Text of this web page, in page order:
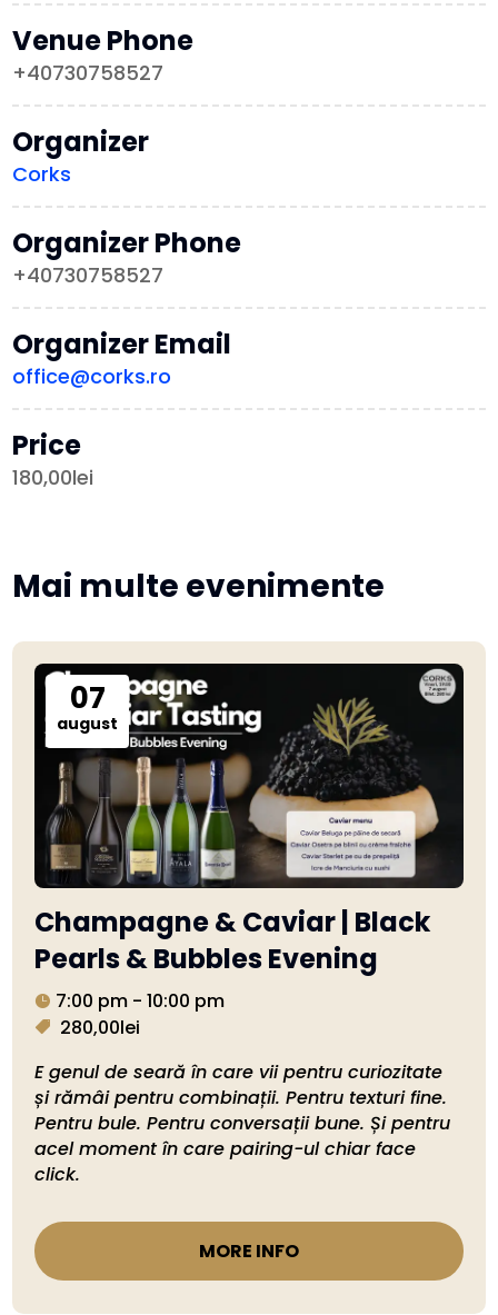
Venue Phone
+40730758527
Organizer
Corks
Organizer Phone
+40730758527
Organizer Email
office@corks.ro
Price
180,00lei
Mai multe evenimente
07
august
Champagne & Caviar | Black
Pearls & Bubbles Evening
7:00 pm - 10:00 pm
280,00lei
E genul de seară în care vii pentru curiozitate
și rămâi pentru combinații. Pentru texturi fine.
Pentru bule. Pentru conversații bune. Și pentru
acel moment în care pairing-ul chiar face
click.
MORE INFO